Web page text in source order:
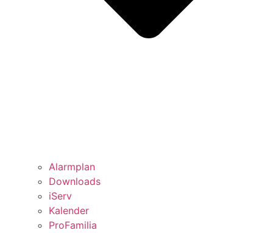
Alarmplan
Downloads
iServ
Kalender
ProFamilia